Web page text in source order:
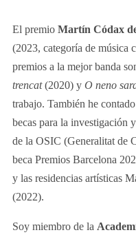
El premio Martín Códax
(2023, categoría de música
premios a la mejor banda
trencat(2020) y O neno
trabajo. También he
becas para la investigación
de la OSIC (Generalitat de
beca Premios Barcelona
y las residencias artísticas
(2022).
Soy miembro de la